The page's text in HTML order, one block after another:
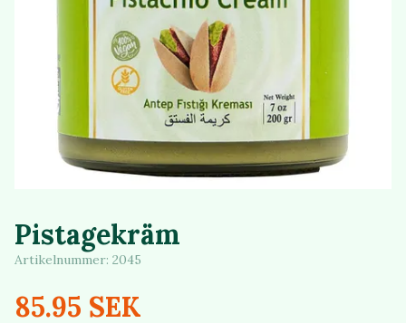
Pistagekräm
Artikelnummer: 2045
85.95 SEK